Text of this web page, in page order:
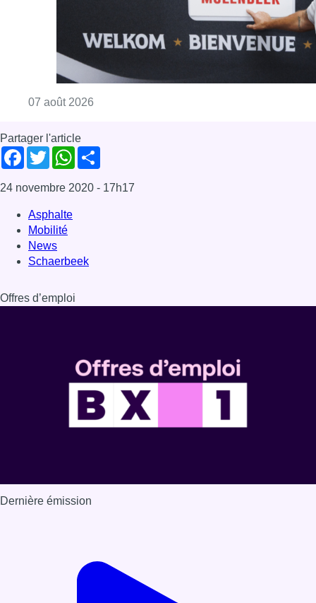
07 août 2026
Partager l'article
Facebook
TwitterWhatsApp
24 novembre 2020 - 17h17
Asphalte
Mobilité
News
Schaerbeek
Offres d’emploi
Dernière émission